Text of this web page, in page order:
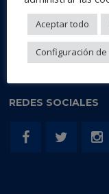
DERNIÈRES
AG Abrasive & Foam
REDES SOCIALES
Aceptar todo
Configuración de